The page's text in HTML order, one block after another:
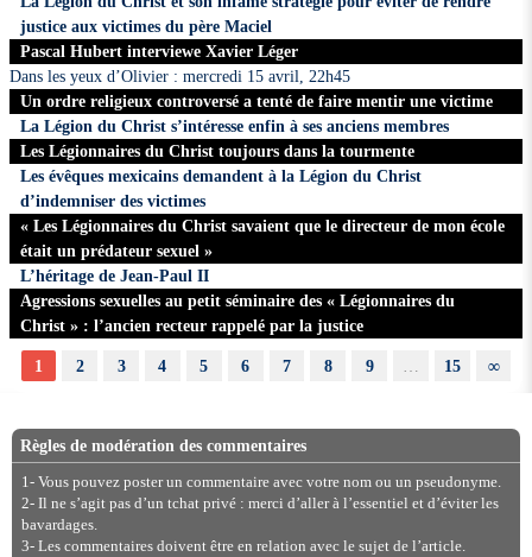
justice aux victimes du père Maciel
Pascal Hubert interviewe Xavier Léger
Dans les yeux d’Olivier : mercredi 15 avril, 22h45
Un ordre religieux controversé a tenté de faire mentir une victime
La Légion du Christ s’intéresse enfin à ses anciens membres
Les Légionnaires du Christ toujours dans la tourmente
Les évêques mexicains demandent à la Légion du Christ
d’indemniser des victimes
« Les Légionnaires du Christ savaient que le directeur de mon école
était un prédateur sexuel »
L’héritage de Jean-Paul II
Agressions sexuelles au petit séminaire des « Légionnaires du
Christ » : l’ancien recteur rappelé par la justice
1 2 3 4 5 6 7 8 9 … 15 ∞
Règles de modération des commentaires
1- Vous pouvez poster un commentaire avec votre nom ou un pseudonyme.
2- Il ne s’agit pas d’un tchat privé : merci d’aller à l’essentiel et d’éviter les
bavardages.
3- Les commentaires doivent être en relation avec le sujet de l’article.